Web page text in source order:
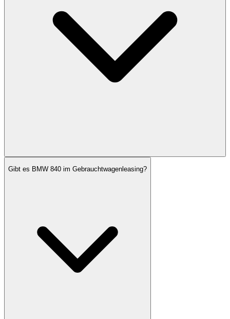
Gibt es BMW 840 im Gebrauchtwagenleasing?